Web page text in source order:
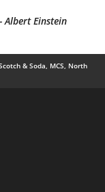
- Albert Einstein
& Soda, MCS, North